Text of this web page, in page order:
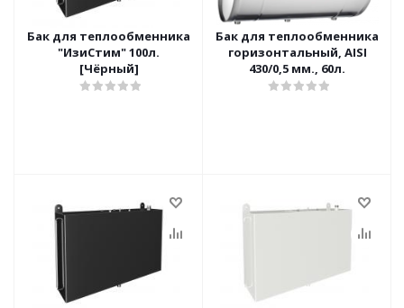
Бак для теплообменника
"ИзиСтим" 100л.
[Чёрный]
Бак для теплообменника
горизонтальный, AISI
430/0,5 мм., 60л.